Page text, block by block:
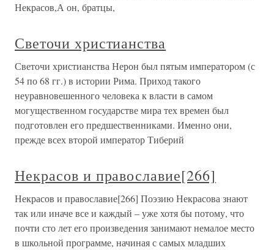
Некрасов,А он, братцы,
Светочи христианства
Светочи христианства Нерон был пятым императором (с
54 по 68 гг.) в истории Рима. Приход такого
неуравновешенного человека к власти в самом
могущественном государстве мира тех времен был
подготовлен его предшественниками. Именно они,
прежде всех второй император Тиберий
Некрасов и православие[266]
Некрасов и православие[266] Поэзию Некрасова знают
так или иначе все и каждый – уже хотя бы потому, что
почти сто лет его произведения занимают немалое место
в школьной программе, начиная с самых младших